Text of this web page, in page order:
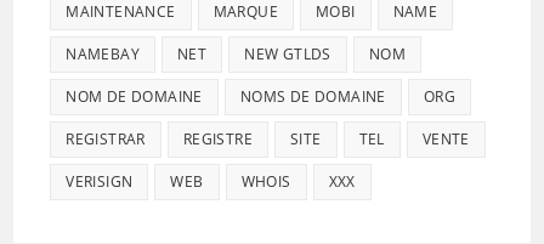
MAINTENANCE MARQUE MOBI NAME
NAMEBAY NET NEW GTLDS NOM
NOM DE DOMAINE NOMS DE DOMAINE ORG
REGISTRAR REGISTRE SITE TEL VENTE
VERISIGN WEB WHOIS XXX